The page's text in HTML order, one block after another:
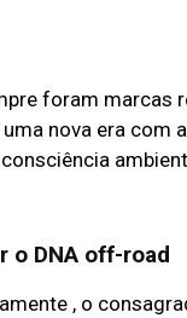
foram marcas
nova era com
o DNA off-road
, o